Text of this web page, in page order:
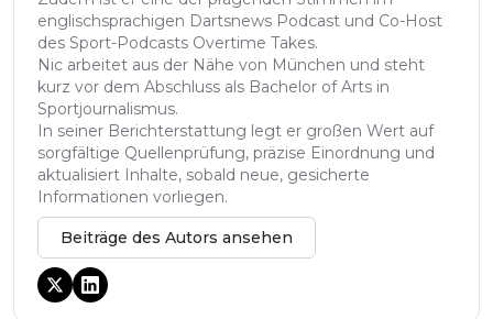
englischsprachigen Dartsnews Podcast und Co-Host
des Sport-Podcasts Overtime Takes.
Nic arbeitet aus der Nähe von München und steht
kurz vor dem Abschluss als Bachelor of Arts in
Sportjournalismus.
In seiner Berichterstattung legt er großen Wert auf
sorgfältige Quellenprüfung, präzise Einordnung und
aktualisiert Inhalte, sobald neue, gesicherte
Informationen vorliegen.
Beiträge des Autors ansehen